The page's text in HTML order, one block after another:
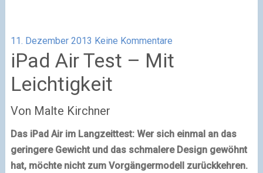
11. Dezember 2013 Keine Kommentare
iPad Air Test – Mit
Leichtigkeit
Von Malte Kirchner
Das iPad Air im Langzeittest: Wer sich einmal an das
geringere Gewicht und das schmalere Design gewöhnt
hat, möchte nicht zum Vorgängermodell zurückkehren.